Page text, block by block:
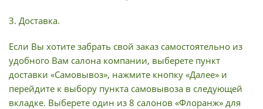
3. Доставка.
Если Вы хотите забрать свой заказ самостоятельно из
удобного Вам салона компании, выберете пункт
доставки «Самовывоз», нажмите кнопку «Далее» и
перейдите к выбору пункта самовывоза в следующей
вкладке. Выберете один из 8 салонов «Флоранж» для